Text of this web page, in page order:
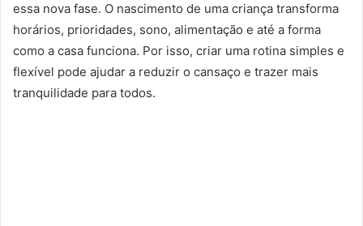
essa nova fase. O nascimento de uma criança transforma
horários, prioridades, sono, alimentação e até a forma
como a casa funciona. Por isso, criar uma rotina simples e
flexível pode ajudar a reduzir o cansaço e trazer mais
tranquilidade para todos.